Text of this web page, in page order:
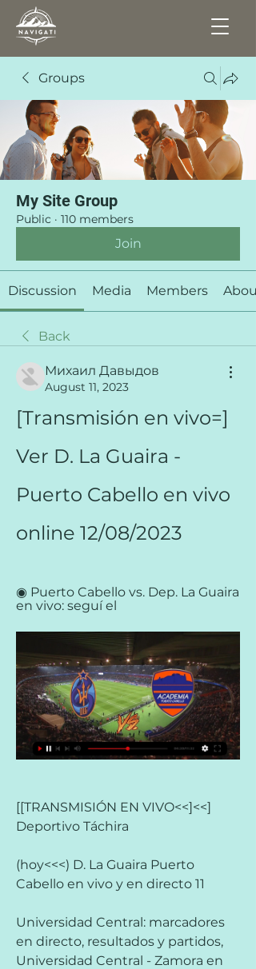
Groups
My Site Group
Public · 110 members
Join
Discussion Media Members About
Back
Михаил Давыдов
August 11, 2023
[Transmisión en vivo=]
Ver D. La Guaira -
Puerto Cabello en vivo
online 12/08/2023
◉ Puerto Cabello vs. Dep. La Guaira
en vivo: seguí el
[[TRANSMISIÓN EN VIVO<<]<<]
Deportivo Táchira
(hoy<<<) D. La Guaira Puerto
Cabello en vivo y en directo 11
Universidad Central: marcadores
en directo, resultados y partidos,
Universidad Central - Zamora en